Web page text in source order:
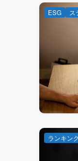
ESG ス
ランキン